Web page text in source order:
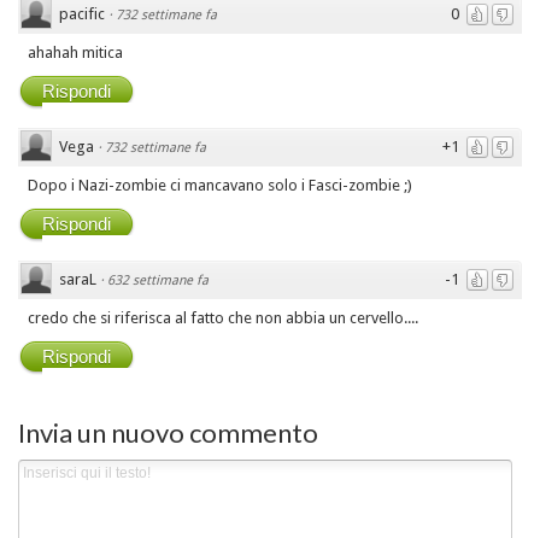
0
pacific · 732 settimane fa
ahahah mitica
Rispondi
+1
Vega · 732 settimane fa
Dopo i Nazi-zombie ci mancavano solo i Fasci-zombie ;)
Rispondi
-1
saraL · 632 settimane fa
credo che si riferisca al fatto che non abbia un cervello....
Rispondi
Invia un nuovo commento